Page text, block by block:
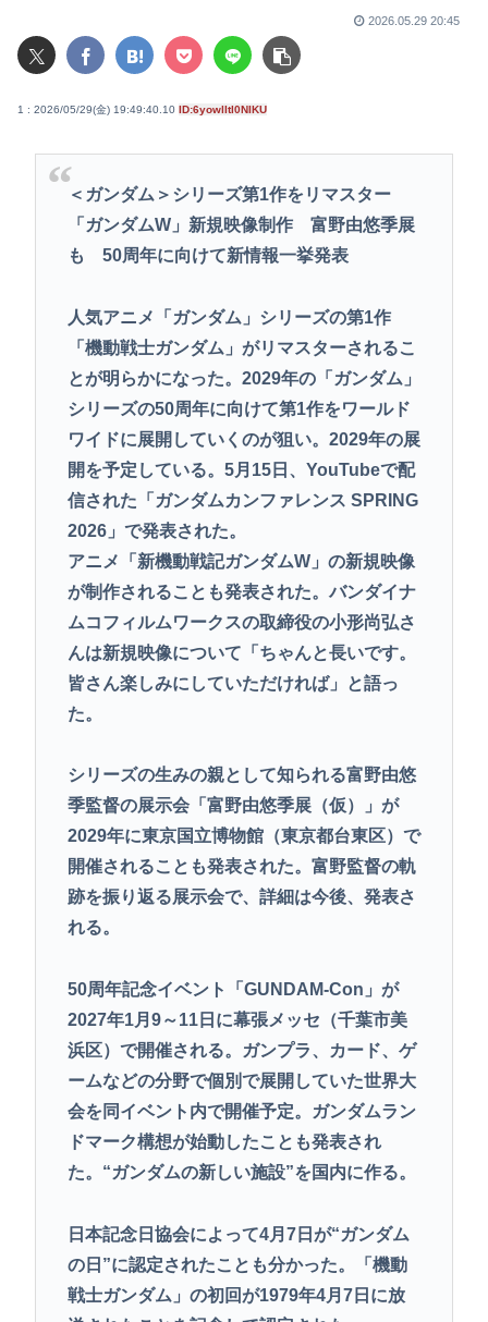
2026.05.29 20:45
1 : 2026/05/29(金) 19:49:40.10 ID:6yowlItl0NIKU
＜ガンダム＞シリーズ第1作をリマスター
「ガンダムW」新規映像制作 富野由悠季展
も 50周年に向けて新情報一挙発表
人気アニメ「ガンダム」シリーズの第1作
「機動戦士ガンダム」がリマスターされるこ
とが明らかになった。2029年の「ガンダム」
シリーズの50周年に向けて第1作をワールド
ワイドに展開していくのが狙い。2029年の展
開を予定している。5月15日、YouTubeで配
信された「ガンダムカンファレンス SPRING
2026」で発表された。
アニメ「新機動戦記ガンダムW」の新規映像
が制作されることも発表された。バンダイナ
ムコフィルムワークスの取締役の小形尚弘さ
んは新規映像について「ちゃんと長いです。
皆さん楽しみにしていただければ」と語っ
た。
シリーズの生みの親として知られる富野由悠
季監督の展示会「富野由悠季展（仮）」が
2029年に東京国立博物館（東京都台東区）で
開催されることも発表された。富野監督の軌
跡を振り返る展示会で、詳細は今後、発表さ
れる。
50周年記念イベント「GUNDAM-Con」が
2027年1月9～11日に幕張メッセ（千葉市美
浜区）で開催される。ガンプラ、カード、ゲ
ームなどの分野で個別で展開していた世界大
会を同イベント内で開催予定。ガンダムラン
ドマーク構想が始動したことも発表され
た。“ガンダムの新しい施設”を国内に作る。
日本記念日協会によって4月7日が“ガンダム
の日”に認定されたことも分かった。「機動
戦士ガンダム」の初回が1979年4月7日に放